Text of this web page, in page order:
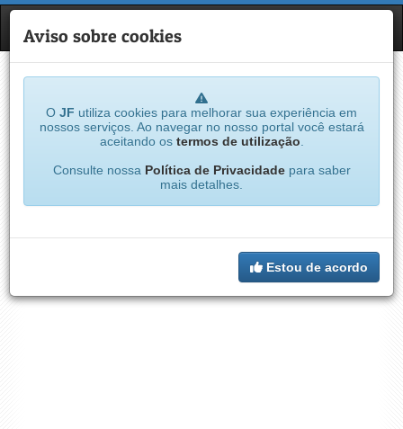
JF
Aviso sobre cookies
O JF utiliza cookies para melhorar sua experiência em
nossos serviços. Ao navegar no nosso portal você estará
aceitando os termos de utilização
Consulte nossa Política de Privacidadepara saber
mais detalhes.
Estou de acordo